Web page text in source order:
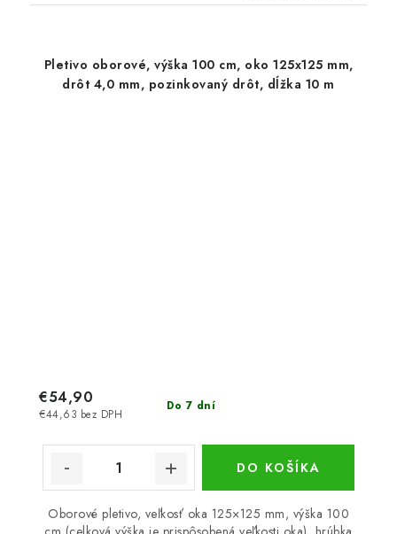
Pletivo oborové, výška 100 cm, oko 125x125 mm,
drôt 4,0 mm, pozinkovaný drôt, dĺžka 10 m
Do 7 dní
€44,63 bez DPH
€54,90
DO KOŠÍKA
Oborové pletivo, veľkosť oka 125×125 mm, výška 100